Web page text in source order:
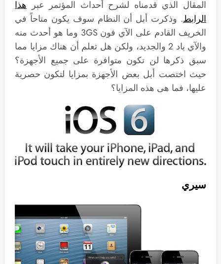
المقال الذي قدمناه لشرح أحداث المؤتمر عبر هذا
الرابط. وذكرت أبل أن النظام سوف يكون متاحاً في
الخريف القادم على الآي فون 3GS وما هو أحدث منه
والآي باد 2 والجديد، ولكن هل تعلم أن هناك مزايا مما
سبق ذكرها لن تكون متوافرة على جميع الأجهزة؟
حيث اختصت أبل بعض الأجهزة بمزايا لتكون حصرية
عليها، فما هى هذه المزايا؟
سيري